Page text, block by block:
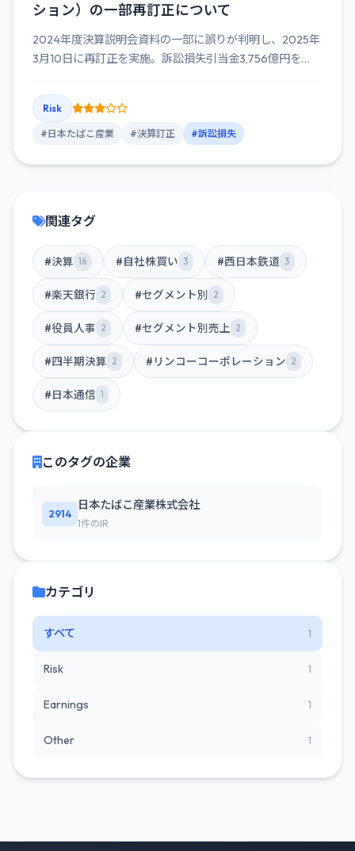
ション）の一部再訂正について
2024年度決算説明会資料の一部に誤りが判明し、2025年
3月10日に再訂正を実施。訴訟損失引当金3,756億円を
Risk
#日本たばこ産業 #決算訂正 #訴訟損失
関連タグ
#決算 16 #自社株買い 3 #西日本鉄道 3
#楽天銀行 2 #セグメント別 2
#役員人事 2 #セグメント別売上 2
#四半期決算 2 #リンコーコーポレーション 2
#日本通信 1
このタグの企業
2914
日本たばこ産業株式会社
1件のIR
カテゴリ
すべて 1
Risk 1
Earnings 1
Other 1